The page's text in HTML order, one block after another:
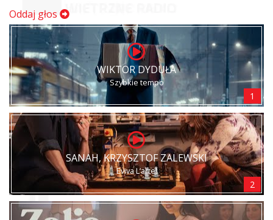
Oddaj głos
WIKTOR DYDUŁA
Szybkie tempo
1
SANAH, KRZYSZTOF ZALEWSKI
Eviva L’arte!
2